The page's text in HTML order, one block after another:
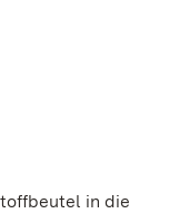
in die